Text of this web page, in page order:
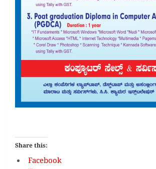
Share this:
Facebook